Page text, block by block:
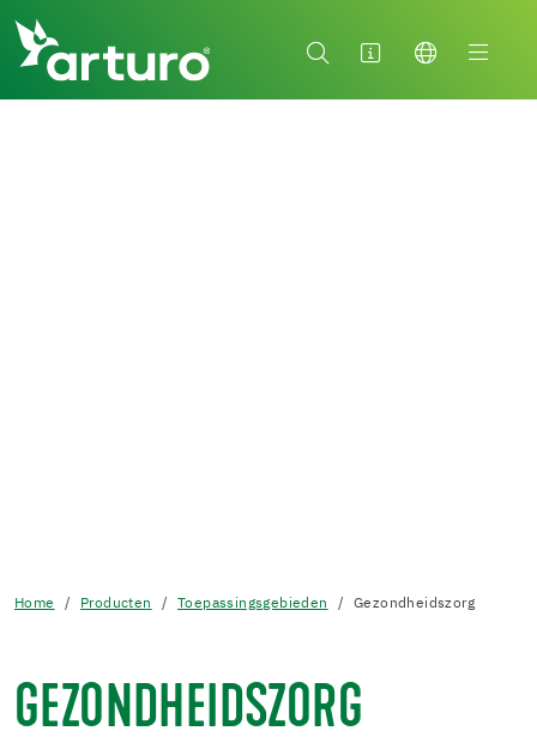
Home Producten Toepassingsgebieden Gezondheidszorg
GEZONDHEIDSZORG